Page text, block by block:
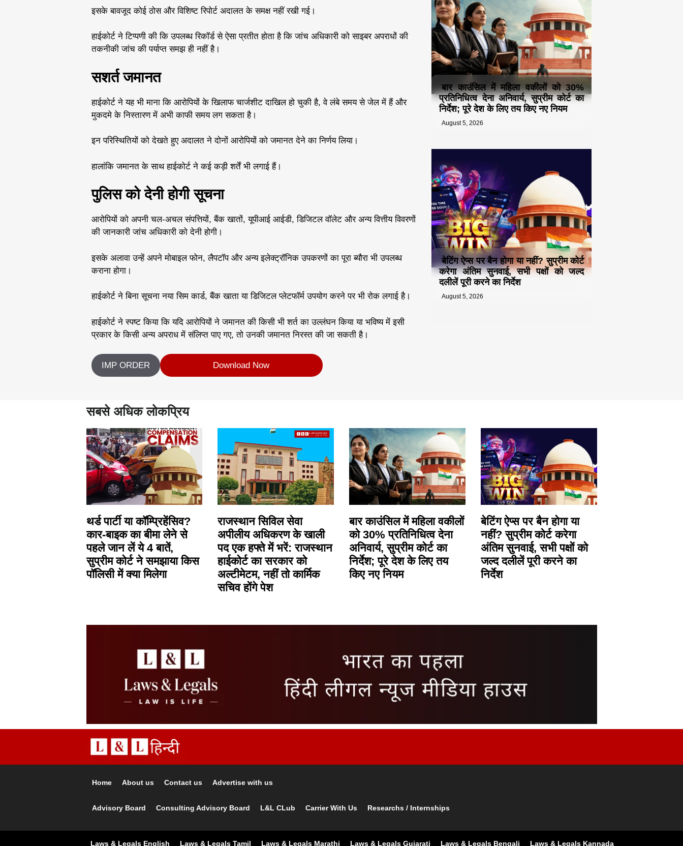
बार काउंसिल में महिला वकीलों को 30%
प्रतिनिधित्व देना अनिवार्य, सुप्रीम कोर्ट का
निर्देश; पूरे देश के लिए तय किए नए नियम
August 5, 2026
बेटिंग ऐप्स पर बैन होगा या नहीं? सुप्रीम कोर्ट
करेगा अंतिम सुनवाई, सभी पक्षों को जल्द
दलीलें पूरी करने का निर्देश
August 5, 2026
इसके बावजूद कोई ठोस और विशिष्ट रिपोर्ट अदालत के समक्ष नहीं रखी गई।
हाईकोर्ट ने टिप्पणी की कि उपलब्ध रिकॉर्ड से ऐसा प्रतीत होता है कि जांच अधिकारी को साइबर अपराधों की
तकनीकी जांच की पर्याप्त समझ ही नहीं है।
सशर्त जमानत
हाईकोर्ट ने यह भी माना कि आरोपियों के खिलाफ चार्जशीट दाखिल हो चुकी है, वे लंबे समय से जेल में हैं और
मुकदमे के निस्तारण में अभी काफी समय लग सकता है।
इन परिस्थितियों को देखते हुए अदालत ने दोनों आरोपियों को जमानत देने का निर्णय लिया।
हालांकि जमानत के साथ हाईकोर्ट ने कई कड़ी शर्तें भी लगाई हैं।
पुलिस को देनी होगी सूचना
आरोपियों को अपनी चल-अचल संपत्तियों, बैंक खातों, यूपीआई आईडी, डिजिटल वॉलेट और अन्य वित्तीय विवरणों
की जानकारी जांच अधिकारी को देनी होगी।
इसके अलावा उन्हें अपने मोबाइल फोन, लैपटॉप और अन्य इलेक्ट्रॉनिक उपकरणों का पूरा ब्यौरा भी उपलब्ध
कराना होगा।
हाईकोर्ट ने बिना सूचना नया सिम कार्ड, बैंक खाता या डिजिटल प्लेटफॉर्म उपयोग करने पर भी रोक लगाई है।
हाईकोर्ट ने स्पष्ट किया कि यदि आरोपियों ने जमानत की किसी भी शर्त का उल्लंघन किया या भविष्य में इसी
प्रकार के किसी अन्य अपराध में संलिप्त पाए गए, तो उनकी जमानत निरस्त की जा सकती है।
IMP ORDER Download Now
सबसे अधिक लोकप्रिय
थर्ड पार्टी या कॉम्प्रिहेंसिव?
कार-बाइक का बीमा लेने से
पहले जान लें ये 4 बातें,
सुप्रीम कोर्ट ने समझाया किस
पॉलिसी में क्या मिलेगा
राजस्थान सिविल सेवा
अपीलीय अधिकरण के खाली
पद एक हफ्ते में भरें: राजस्थान
हाईकोर्ट का सरकार को
अल्टीमेटम, नहीं तो कार्मिक
सचिव होंगे पेश
बार काउंसिल में महिला वकीलों
को 30% प्रतिनिधित्व देना
अनिवार्य, सुप्रीम कोर्ट का
निर्देश; पूरे देश के लिए तय
किए नए नियम
बेटिंग ऐप्स पर बैन होगा या
नहीं? सुप्रीम कोर्ट करेगा
अंतिम सुनवाई, सभी पक्षों को
जल्द दलीलें पूरी करने का
निर्देश
Home About us Contact us Advertise with us
Advisory Board Consulting Advisory Board L&L CLub Carrier With Us Researchs / Internships
Laws & Legals English Laws & Legals Tamil Laws & Legals Marathi Laws & Legals Gujarati Laws & Legals Bengali Laws & Legals Kannada